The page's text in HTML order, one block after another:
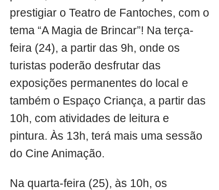
prestigiar o Teatro de Fantoches, com o
tema “A Magia de Brincar”! Na terça-
feira (24), a partir das 9h, onde os
turistas poderão desfrutar das
exposições permanentes do local e
também o Espaço Criança, a partir das
10h, com atividades de leitura e
pintura. Às 13h, terá mais uma sessão
do Cine Animação.
Na quarta-feira (25), às 10h, os